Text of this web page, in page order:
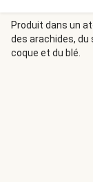
en proposons
une préparation
semaine, optez
de la cannelle
Produit dans un
des arachides,
coque et du blé.